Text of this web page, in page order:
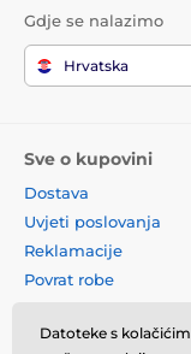
Gdje se nalazimo
Hrvatska
Sve o kupovini
Dostava
Uvjeti poslovanja
Reklamacije
Povrat robe
Načela o korištenju
Datoteke s